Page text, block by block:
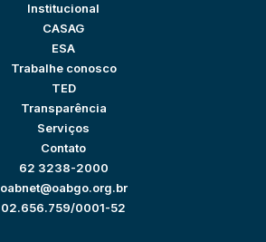
Institucional
CASAG
ESA
Trabalhe conosco
TED
Transparência
Serviços
Contato
62 3238-2000
oabnet@oabgo.org.br
02.656.759/0001-52